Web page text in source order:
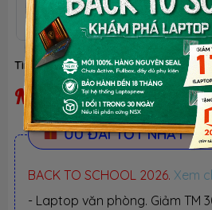
Tình trạng:Ngừng kinh doanh | Loại:
Ngừng kinh doanh
ƯU ĐÃI TỐT NHẤT
BACK TO SCHOOL 2026. Xem
- Laptop văn